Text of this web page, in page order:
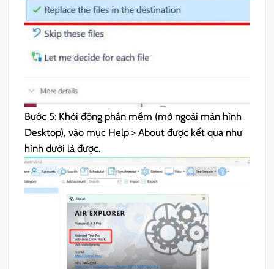
Bước 5: Khởi động phần mềm (mở ngoài màn hình
Desktop), vào mục Help > About được kết quả như
hình dưới là được.